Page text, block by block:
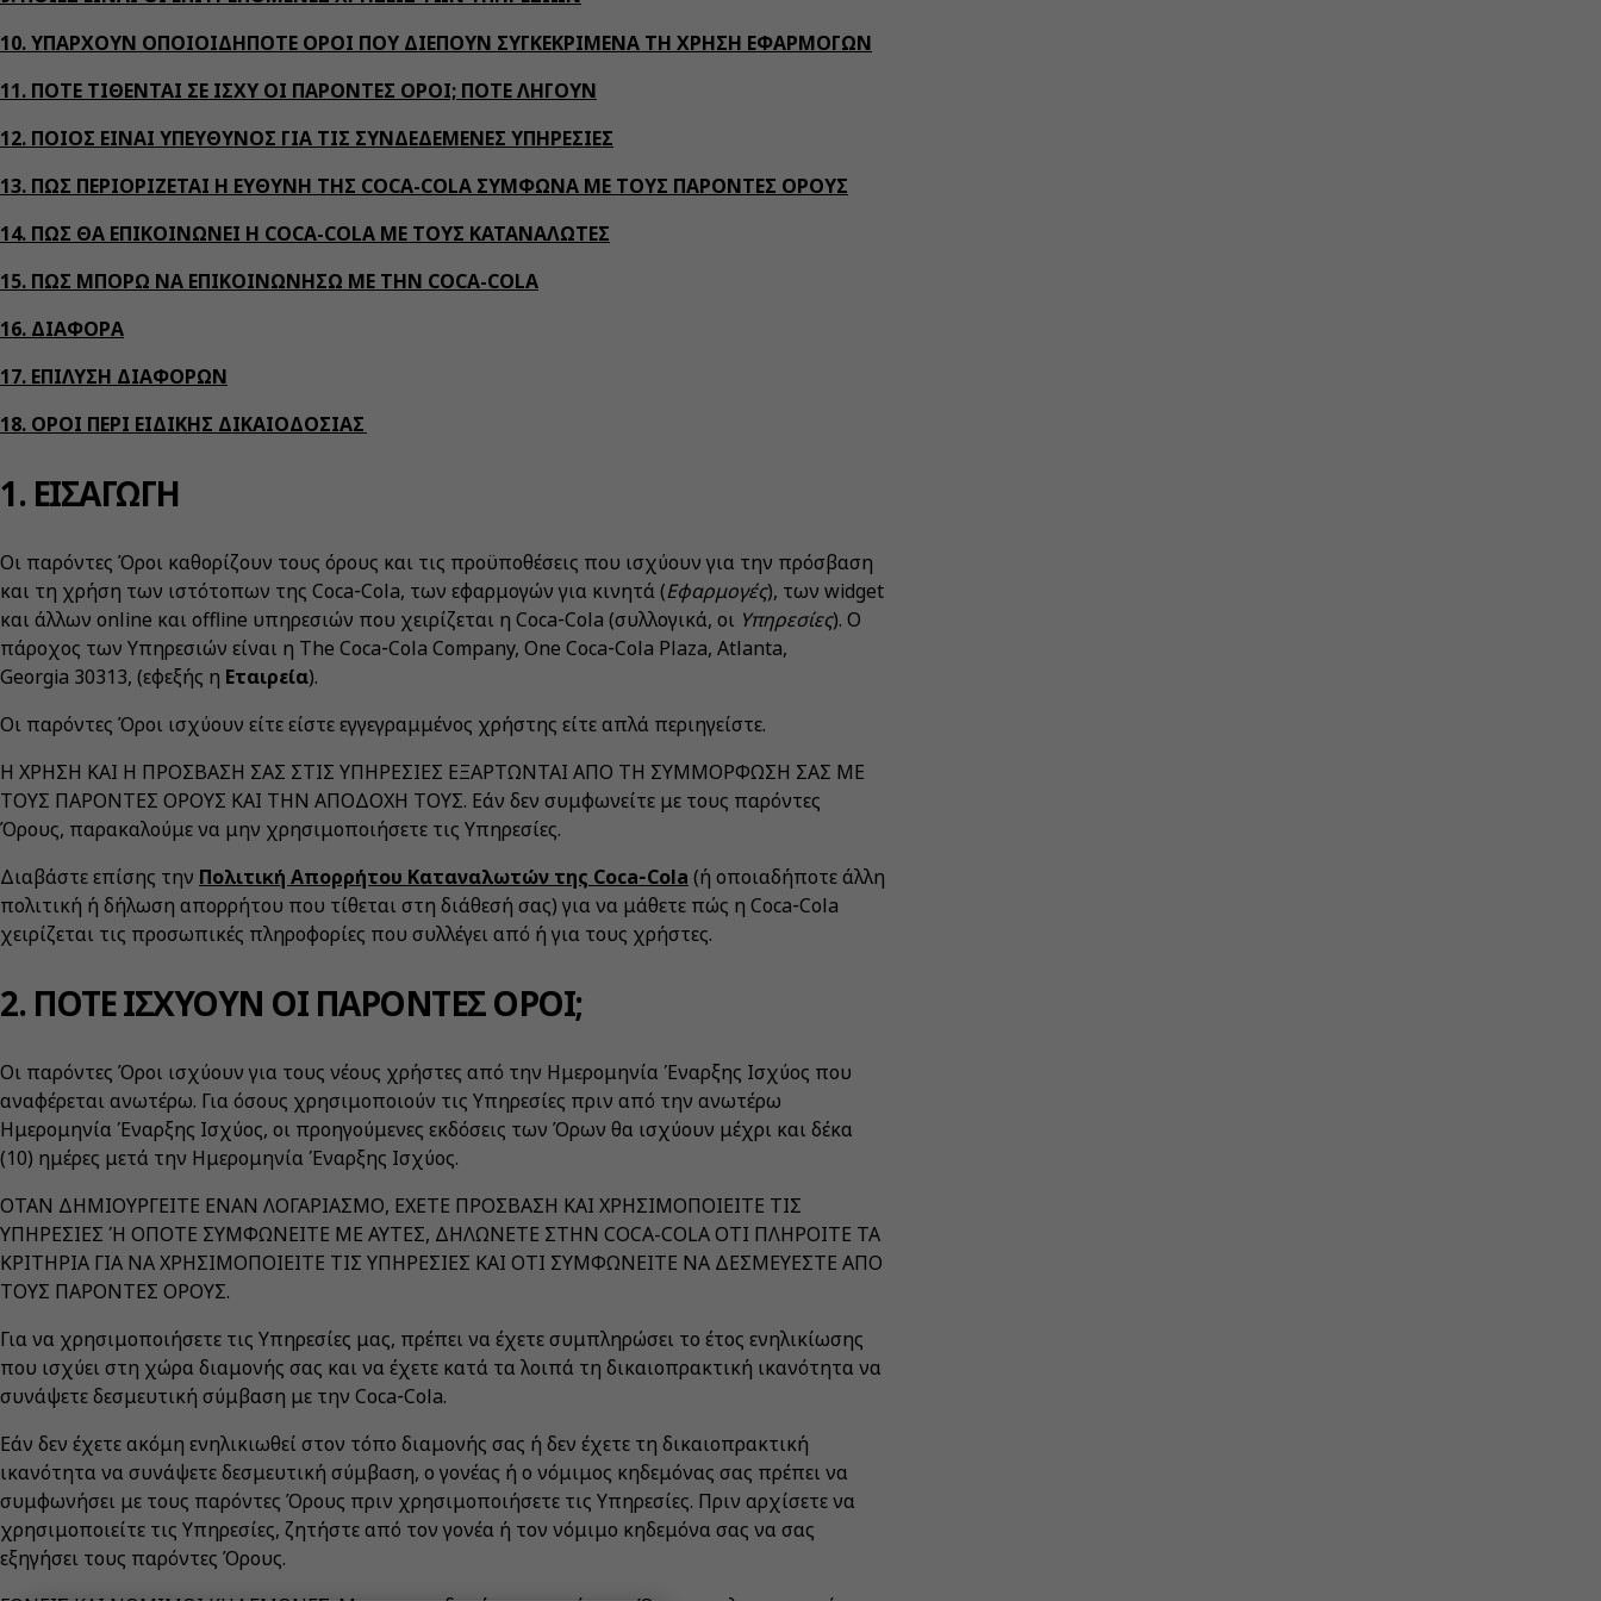
10. ΥΠΑΡΧΟΥΝ ΟΠΟΙΟΙΔΗΠΟΤΕ ΟΡΟΙ ΠΟΥ ΔΙΕΠΟΥΝ ΣΥΓΚΕΚΡΙΜΕΝΑ ΤΗ ΧΡΗΣΗ ΕΦΑΡΜΟΓΩΝ
11. ΠΟΤΕ ΤΙΘΕΝΤΑΙ ΣΕ ΙΣΧΥ ΟΙ ΠΑΡΟΝΤΕΣ ΟΡΟΙ; ΠΟΤΕ ΛΗΓΟΥΝ
12. ΠΟΙΟΣ ΕΙΝΑΙ ΥΠΕΥΘΥΝΟΣ ΓΙΑ ΤΙΣ ΣΥΝΔΕΔΕΜΕΝΕΣ ΥΠΗΡΕΣΙΕΣ
13. ΠΩΣ ΠΕΡΙΟΡΙΖΕΤΑΙ Η ΕΥΘΥΝΗ ΤΗΣ COCA-COLA ΣΥΜΦΩΝΑ ΜΕ ΤΟΥΣ ΠΑΡΟΝΤΕΣ ΟΡΟΥΣ
14. ΠΩΣ ΘΑ ΕΠΙΚΟΙΝΩΝΕΙ Η COCA-COLA ΜΕ ΤΟΥΣ ΚΑΤΑΝΑΛΩΤΕΣ
15. ΠΩΣ ΜΠΟΡΩ ΝΑ ΕΠΙΚΟΙΝΩΝΗΣΩ ΜΕ ΤΗΝ COCA-COLA
16. ΔΙΑΦΟΡΑ
17. ΕΠΙΛΥΣΗ ΔΙΑΦΟΡΩΝ
18. ΟΡΟΙ ΠΕΡΙ ΕΙΔΙΚΗΣ ΔΙΚΑΙΟΔΟΣΙΑΣ
1. ΕΙΣΑΓΩΓΗ
Οι παρόντες Όροι καθορίζουν τους όρους και τις προϋποθέσεις που ισχύουν για την πρόσβαση
και τη χρήση των ιστότοπων της Coca‑Cola, των εφαρμογών για κινητά (Εφαρμογές), των widget
και άλλων online και offline υπηρεσιών που χειρίζεται η Coca‑Cola (συλλογικά, οι Υπηρεσίες). Ο
πάροχος των Υπηρεσιών είναι η The Coca‑Cola Company, One Coca‑Cola Plaza, Atlanta,
Georgia 30313, (εφεξής η Εταιρεία).
Οι παρόντες Όροι ισχύουν είτε είστε εγγεγραμμένος χρήστης είτε απλά περιηγείστε.
Η ΧΡΗΣΗ ΚΑΙ Η ΠΡΟΣΒΑΣΗ ΣΑΣ ΣΤΙΣ ΥΠΗΡΕΣΙΕΣ ΕΞΑΡΤΩΝΤΑΙ ΑΠΟ ΤΗ ΣΥΜΜΟΡΦΩΣΗ ΣΑΣ ΜΕ
ΤΟΥΣ ΠΑΡΟΝΤΕΣ ΟΡΟΥΣ ΚΑΙ ΤΗΝ ΑΠΟΔΟΧΗ ΤΟΥΣ. Εάν δεν συμφωνείτε με τους παρόντες
Όρους, παρακαλούμε να μην χρησιμοποιήσετε τις Υπηρεσίες.
Διαβάστε επίσης την Πολιτική Απορρήτου Καταναλωτών της Coca‑Cola (ή οποιαδήποτε άλλη
πολιτική ή δήλωση απορρήτου που τίθεται στη διάθεσή σας) για να μάθετε πώς η Coca‑Cola
χειρίζεται τις προσωπικές πληροφορίες που συλλέγει από ή για τους χρήστες.
2. ΠΟΤΕ ΙΣΧΥΟΥΝ ΟΙ ΠΑΡΟΝΤΕΣ ΟΡΟΙ;
Οι παρόντες Όροι ισχύουν για τους νέους χρήστες από την Ημερομηνία Έναρξης Ισχύος που
αναφέρεται ανωτέρω. Για όσους χρησιμοποιούν τις Υπηρεσίες πριν από την ανωτέρω
Ημερομηνία Έναρξης Ισχύος, οι προηγούμενες εκδόσεις των Όρων θα ισχύουν μέχρι και δέκα
(10) ημέρες μετά την Ημερομηνία Έναρξης Ισχύος.
ΟΤΑΝ ΔΗΜΙΟΥΡΓΕΙΤΕ ΕΝΑΝ ΛΟΓΑΡΙΑΣΜΟ, ΕΧΕΤΕ ΠΡΟΣΒΑΣΗ ΚΑΙ ΧΡΗΣΙΜΟΠΟΙΕΙΤΕ ΤΙΣ
ΥΠΗΡΕΣΙΕΣ Ή ΟΠΟΤΕ ΣΥΜΦΩΝΕΙΤΕ ΜΕ ΑΥΤΕΣ, ΔΗΛΩΝΕΤΕ ΣΤΗΝ COCA-COLA ΟΤΙ ΠΛΗΡΟΙΤΕ ΤΑ
ΚΡΙΤΗΡΙΑ ΓΙΑ ΝΑ ΧΡΗΣΙΜΟΠΟΙΕΙΤΕ ΤΙΣ ΥΠΗΡΕΣΙΕΣ ΚΑΙ ΟΤΙ ΣΥΜΦΩΝΕΙΤΕ ΝΑ ΔΕΣΜΕΥΕΣΤΕ ΑΠΟ
ΤΟΥΣ ΠΑΡΟΝΤΕΣ ΟΡΟΥΣ.
Για να χρησιμοποιήσετε τις Υπηρεσίες μας, πρέπει να έχετε συμπληρώσει το έτος ενηλικίωσης
που ισχύει στη χώρα διαμονής σας και να έχετε κατά τα λοιπά τη δικαιοπρακτική ικανότητα να
συνάψετε δεσμευτική σύμβαση με την Coca‑Cola.
Εάν δεν έχετε ακόμη ενηλικιωθεί στον τόπο διαμονής σας ή δεν έχετε τη δικαιοπρακτική
ικανότητα να συνάψετε δεσμευτική σύμβαση, ο γονέας ή ο νόμιμος κηδεμόνας σας πρέπει να
συμφωνήσει με τους παρόντες Όρους πριν χρησιμοποιήσετε τις Υπηρεσίες. Πριν αρχίσετε να
χρησιμοποιείτε τις Υπηρεσίες, ζητήστε από τον γονέα ή τον νόμιμο κηδεμόνα σας να σας
εξηγήσει τους παρόντες Όρους.